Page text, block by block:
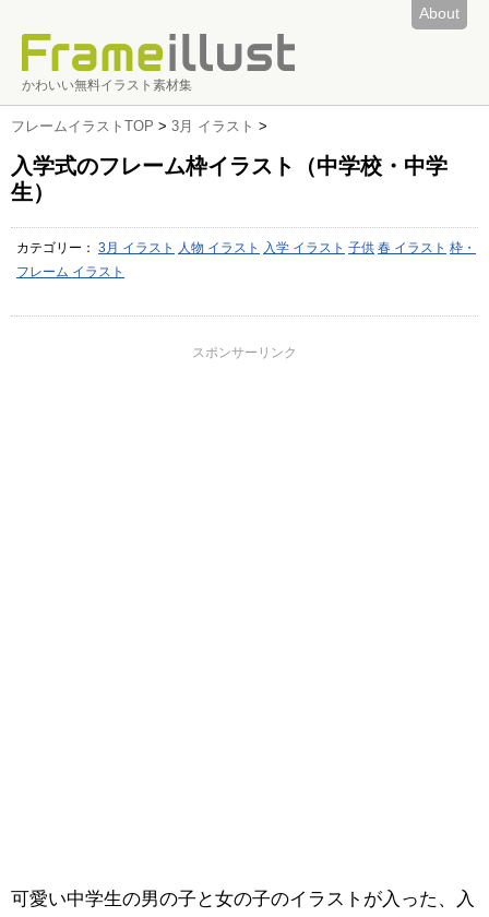
About
かわいい無料イラスト素材集
フレームイラストTOP > 3月 イラスト >
入学式のフレーム枠イラスト（中学校・中学
生）
カテゴリー： 3月 イラスト 人物 イラスト 入学 イラスト 子供 春 イラスト 枠・
フレーム イラスト
スポンサーリンク
可愛い中学生の男の子と女の子のイラストが入った、入